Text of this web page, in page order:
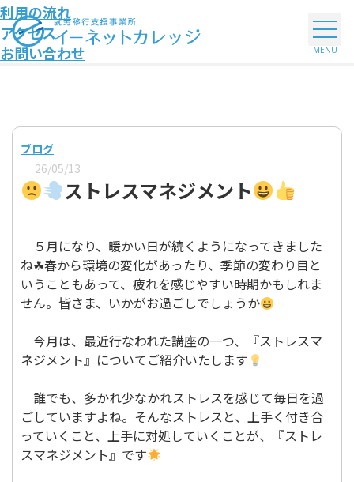
利用の流れ
アクセス
お問い合わせ
ブログ
26/05/13
ストレスマネジメント
５月になり、暖かい日が続くようになってきました
ね☘春から環境の変化があったり、季節の変わり目と
いうこともあって、疲れを感じやすい時期かもしれま
せん。皆さま、いかがお過ごしでしょうか
今月は、最近行なわれた講座の一つ、『ストレスマ
ネジメント』についてご紹介いたします
誰でも、多かれ少なかれストレスを感じて毎日を過
ごしていますよね。そんなストレスと、上手く付き合
っていくこと、上手に対処していくことが、『ストレ
スマネジメント』です